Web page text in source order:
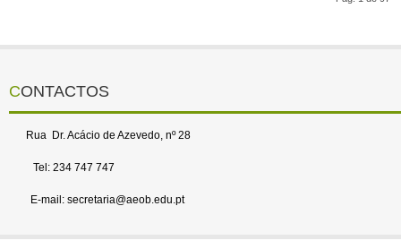
CONTACTOS
Rua Dr. Acácio de Azevedo, nº 28
Tel: 234 747 747
E-mail: secretaria@aeob.edu.pt